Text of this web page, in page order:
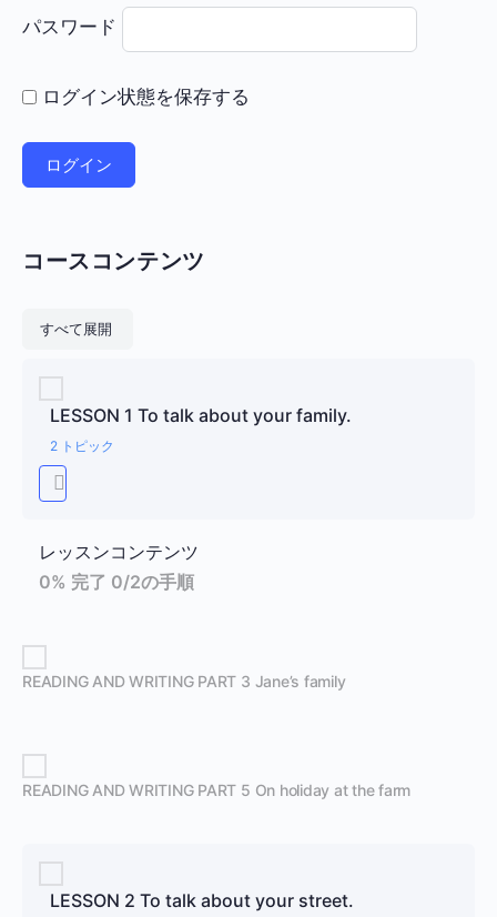
パスワード
ログイン状態を保存する
コースコンテンツ
すべて展開
LESSON 1 To talk about your family.
2 トピック
レッスンコンテンツ
0% 完了 0/2の手順
READING AND WRITING PART 3 Jane’s family
READING AND WRITING PART 5 On holiday at the farm
LESSON 2 To talk about your street.